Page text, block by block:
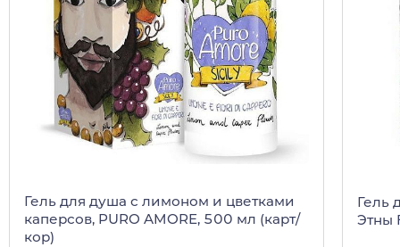
Гель для душа с лимоном и цветками
каперсов, PURO AMORE, 500 мл (карт/
кор)
Гель
Этны